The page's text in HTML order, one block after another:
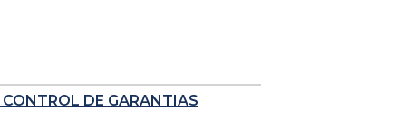
DE GARANTIAS